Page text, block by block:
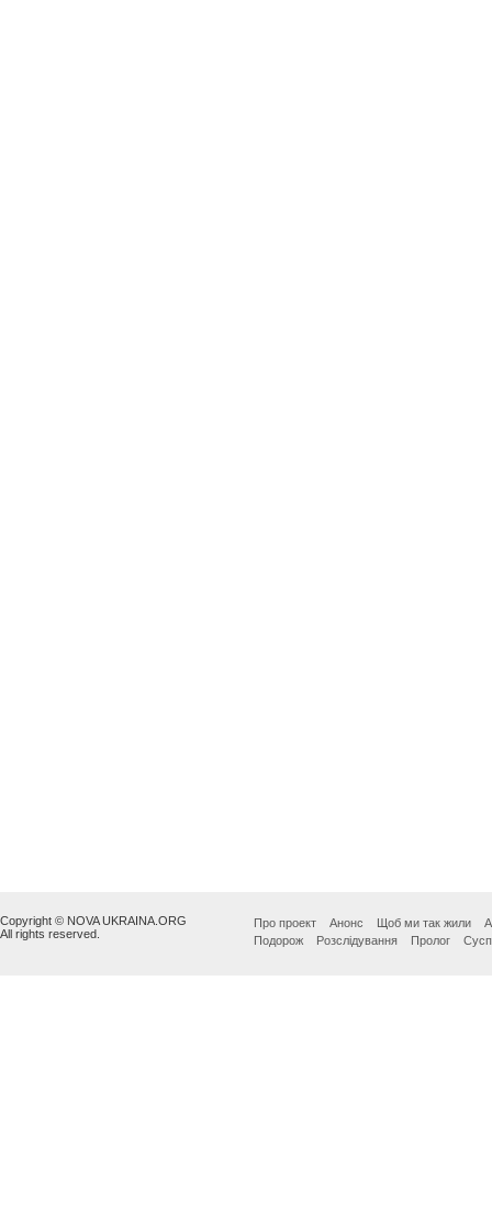
Copyright © NOVA UKRAINA.ORG
All rights reserved.
Про проект Анонс Щоб ми так жили
Подорож
Розслідування Пролог